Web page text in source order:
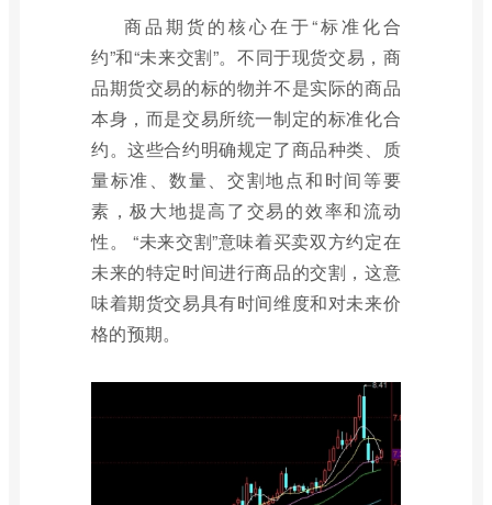
商品期货的核心在于“标准化合
约”和“未来交割”。不同于现货交易，商
品期货交易的标的物并不是实际的商品
本身，而是交易所统一制定的标准化合
约。这些合约明确规定了商品种类、质
量标准、数量、交割地点和时间等要
素，极大地提高了交易的效率和流动
性。 “未来交割”意味着买卖双方约定在
未来的特定时间进行商品的交割，这意
味着期货交易具有时间维度和对未来价
格的预期。